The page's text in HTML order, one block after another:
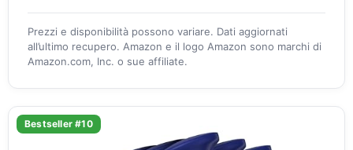
Prezzi e disponibilità possono variare. Dati aggiornati
all’ultimo recupero. Amazon e il logo Amazon sono marchi di
Amazon.com, Inc. o sue affiliate.
Bestseller #10